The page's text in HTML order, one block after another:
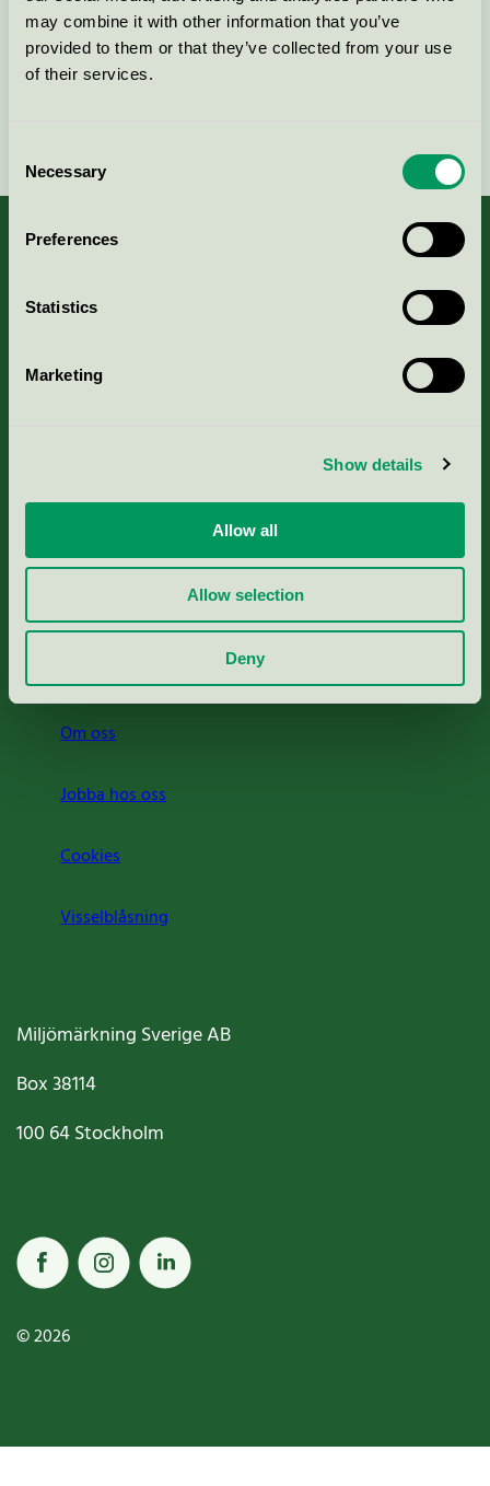
may combine it with other information that you’ve
provided to them or that they’ve collected from your use
of their services.
Selection
Necessary
Preferences
Statistics
Marketing
Show details
Allow all
Allow selection
Deny
Kontakta oss på08-55 55 24 00eller via formuläret:
Kriterier, ansökan & avgifter
Aktuella Remisser
Om oss
Jobba hos oss
Cookies
Visselblåsning
Miljömärkning Sverige AB
Box38114
100 64Stockholm
© 2026